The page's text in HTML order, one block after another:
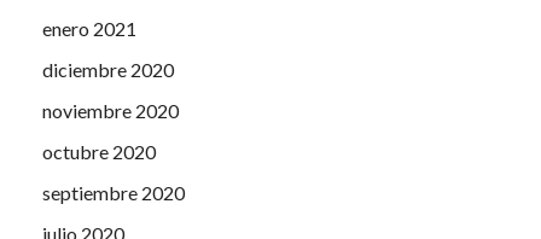
enero 2021
diciembre 2020
noviembre 2020
octubre 2020
septiembre 2020
julio 2020